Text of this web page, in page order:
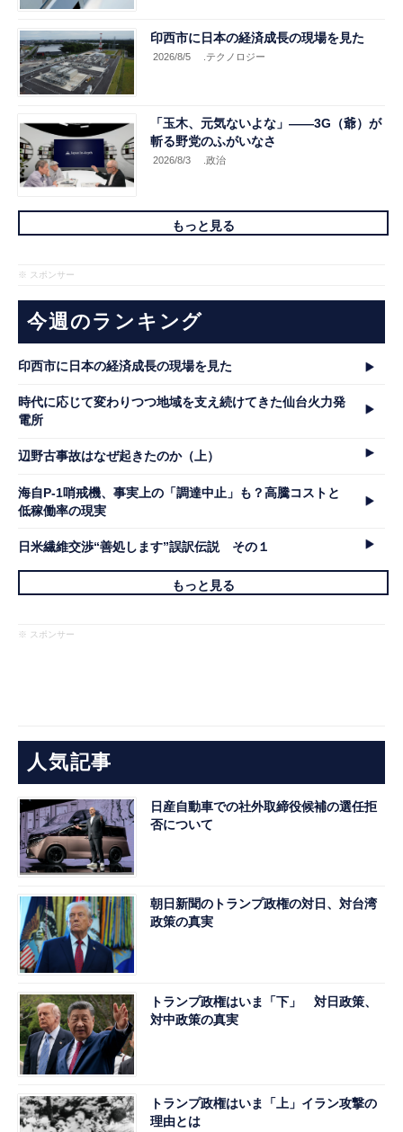
印西市に日本の経済成長の現場を見た
2026/8/5 .テクノロジー
「玉木、元気ないよな」――3G（爺）が
斬る野党のふがいなさ
2026/8/3 .政治
もっと見る
※ スポンサー
今週のランキング
印西市に日本の経済成長の現場を見た
時代に応じて変わりつつ地域を支え続けてきた仙台火力発
電所
辺野古事故はなぜ起きたのか（上）
海自P-1哨戒機、事実上の「調達中止」も？高騰コストと
低稼働率の現実
日米繊維交渉“善処します”誤訳伝説 その１
もっと見る
※ スポンサー
人気記事
日産自動車での社外取締役候補の選任拒
否について
朝日新聞のトランプ政権の対日、対台湾
政策の真実
トランプ政権はいま「下」 対日政策、
対中政策の真実
トランプ政権はいま「上」イラン攻撃の
理由とは